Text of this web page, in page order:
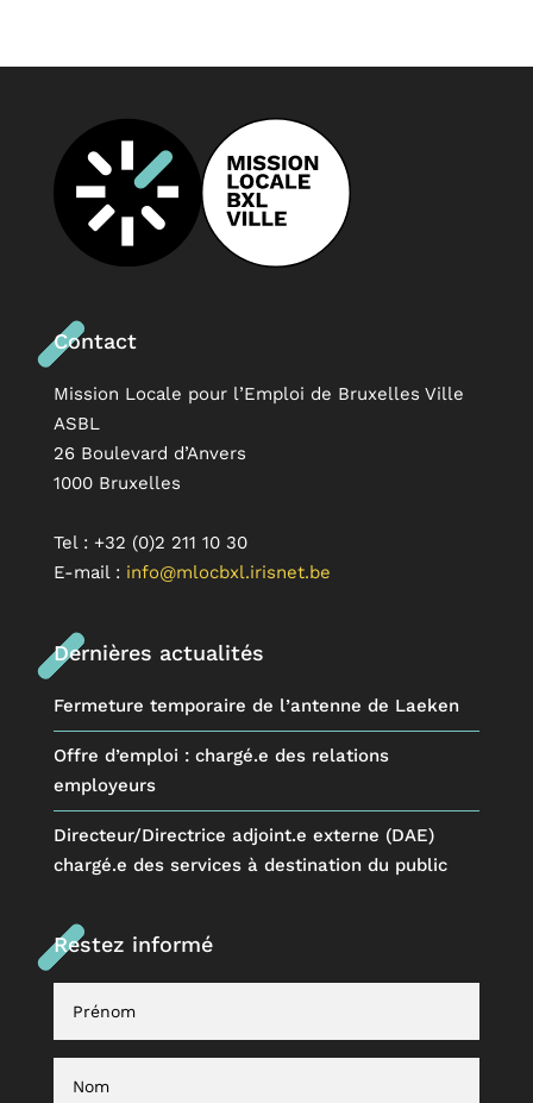
Contact
Mission Locale pour l’Emploi de Bruxelles Ville
ASBL
26 Boulevard d’Anvers
1000 Bruxelles
Tel : +32 (0)2 211 10 30
E-mail : info@mlocbxl.irisnet.be
Dernières actualités
Fermeture temporaire de l’antenne de Laeken
Offre d’emploi : chargé.e des relations
employeurs
Directeur/Directrice adjoint.e externe (DAE)
chargé.e des services à destination du public
Restez informé